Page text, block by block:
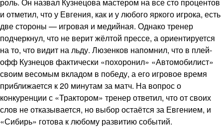
роль. Он назвал Кузнецова мастером на все сто процентов
и отметил, что у Евгения, как и у любого яркого игрока, есть
две стороны — игровая и медийная. Однако тренер
подчеркнул, что не верит жёлтой прессе, а ориентируется
на то, что видит на льду. Люзенков напомнил, что в плей-
офф Кузнецов фактически «похоронил» «Автомобилист»
своим весомым вкладом в победу, а его игровое время
приближается к 20 минутам за матч. На вопрос о
конкуренции с «Трактором» тренер ответил, что от своих
слов не отказывается, но выбор остаётся за Евгением, и
«Сибирь» готова к любому развитию событий.